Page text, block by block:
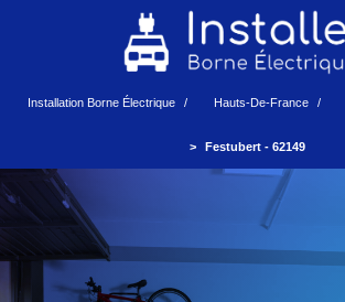
Installation Borne Électrique Hauts-De-France
Festubert - 62149